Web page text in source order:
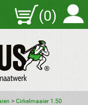
(0)
> Cirkelmaaier 1.50